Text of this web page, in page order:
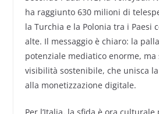
ha raggiunto 630 milioni di
la Turchia e la Polonia tra i Paesi
alte. Il messaggio è chiaro: la
potenziale mediatico enorme,
visibilità sostenibile, che unisca
alla monetizzazione digitale.
Per l’Italia, la sfida è ora